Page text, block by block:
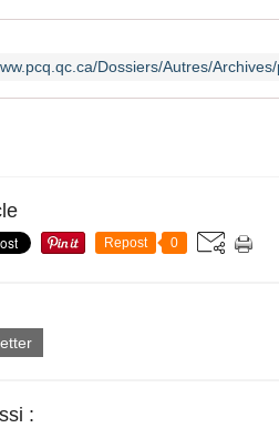
Dossiers/Autres/
Repost 0
: